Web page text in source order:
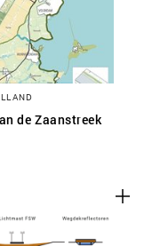
de Zaanstreek